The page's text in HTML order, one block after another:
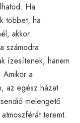
Ha
többet, ha
akkor
számodra
ízesítenek, hanem
Amikor a
az egész házat
melengető
teremt.